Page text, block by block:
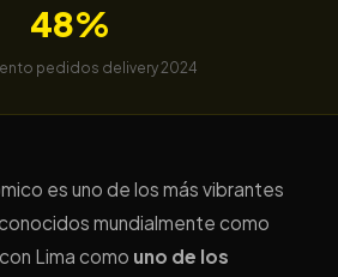
48%
pedidos delivery 2024
es uno de los más vibrantes
mundialmente como
Lima como uno de los